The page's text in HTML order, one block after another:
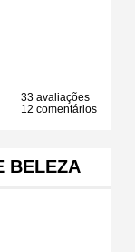
33 avaliações
12 comentários
BELEZA